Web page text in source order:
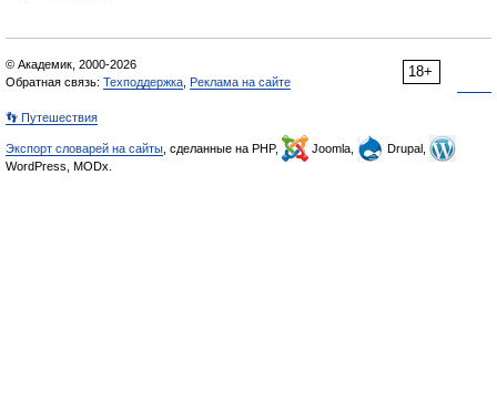
18+
© Академик, 2000-2026
Обратная связь: Техподдержка Реклама на сайте
👣 Путешествия
Экспорт словарей на сайты , сделанные на PHP, Joomla,
Drupal,
WordPress, MODx.